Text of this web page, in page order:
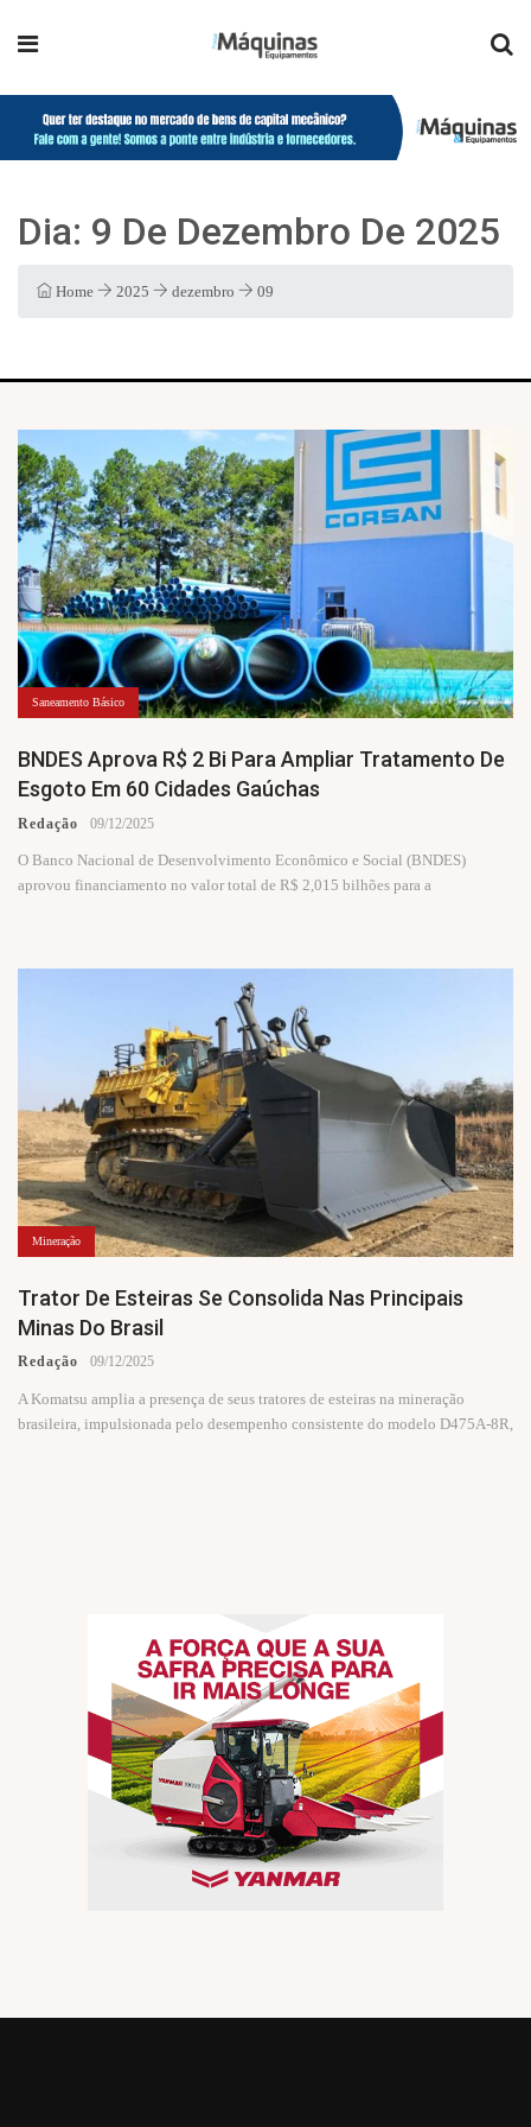
Dia: 9 De Dezembro De 2025
Home 2025 dezembro 09
Saneamento Básico
BNDES Aprova R$ 2 Bi Para Ampliar Tratamento De
Esgoto Em 60 Cidades Gaúchas
Redação 09/12/2025
O Banco Nacional de Desenvolvimento Econômico e Social (BNDES)
aprovou financiamento no valor total de R$ 2,015 bilhões para a
Mineração
Trator De Esteiras Se Consolida Nas Principais
Minas Do Brasil
Redação 09/12/2025
A Komatsu amplia a presença de seus tratores de esteiras na mineração
brasileira, impulsionada pelo desempenho consistente do modelo D475A-8R,